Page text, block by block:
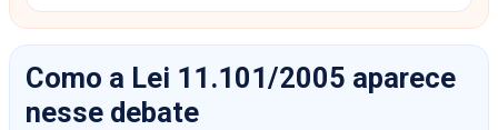
Como a Lei 11.101/2005 aparece
nesse debate